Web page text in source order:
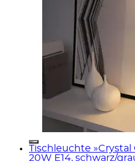
Tischleuchte »Crystal
20W E14, schwarz/